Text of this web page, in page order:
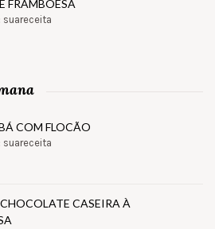
FRAMBOESA
suareceita
COM FLOCÃO
suareceita
CASEIRA À